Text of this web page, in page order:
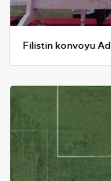
Filistin konvoyu